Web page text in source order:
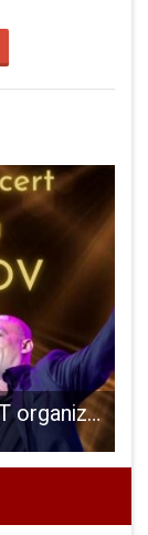
LIJEPO: gospićki caffe bar MINT organizira humanitarni koncert “Za malu Lavu”!